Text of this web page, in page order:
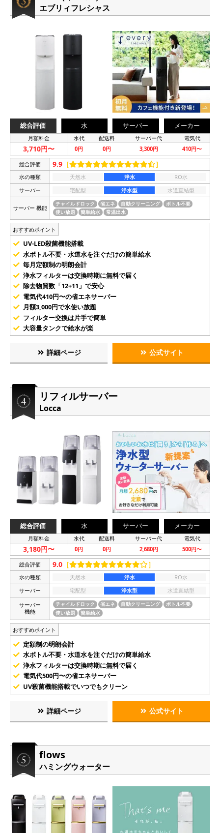
エブリィフレシャス
総合評価 水 サーバー メーカー
月額料金 水代 配送料 サーバー代 電気代
3,710円〜 0円 0円 3,300円 410円〜
総合評価 9.9 ［ ］
水の種類 天然水 浄水
RO水
サーバー
宅配型 浄水型 水道直結型
サーバー 機能
チャイルドロック 省エネ 自動クリーニング
ボトル不要
使い放題
簡単給水 常温出水
おすすめポイント
UV-LED殺菌機能搭載
水ボトル不要・水道水を注ぐだけの簡単給水
毎月定額制の明朗会計
浄水フィルターは交換時期に無料で届く
除去物質数「12+11」で安心
電気代410円〜の省エネサーバー
月額3,000円で水使い放題
フィルター交換は片手で簡単
大容量タンクで給水が楽
詳細ページ 公式サイト
リフィルサーバー
Locca
総合評価 水 サーバー メーカー
月額料金 水代 配送料 サーバー代 電気代
3,180円〜 0円 0円 2,680円 500円〜
総合評価 9.0 ［ ］
水の種類 天然水 浄水
RO水
サーバー
宅配型 浄水型
水道直結型
サーバー
機能
チャイルドロック 省エネ 自動クリーニング
ボトル不要
使い放題
簡単給水
おすすめポイント
定額制の明朗会計
水ボトル不要・水道水を注ぐだけの簡単給水
浄水フィルターは交換時期に無料で届く
電気代500円〜の省エネサーバー
UV殺菌機能搭載でいつでもクリーン
詳細ページ 公式サイト
flows
ハミングウォーター